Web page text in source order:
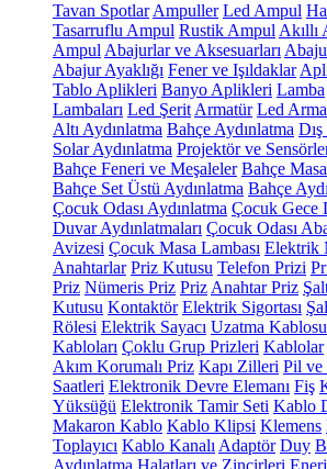
Tavan Spotlar Ampuller Led Ampul
Tasarruflu Ampul Rustik Ampul Akıllı
Ampul Abajurlar ve Aksesuarları
Abajur Ayaklığı Fener ve Işıldaklar
Tablo Aplikleri Banyo Aplikleri Lamba
Lambaları Led Şerit Armatür Led
Altı Aydınlatma Bahçe Aydınlatma
Solar Aydınlatma Projektör ve
Bahçe Feneri ve Meşaleler Bahçe
Bahçe Set Üstü Aydınlatma Bahçe
Çocuk Odası Aydınlatma Çocuk Gece
Duvar Aydınlatmaları Çocuk Odası
Avizesi Çocuk Masa Lambası Elektrik
Anahtarlar Priz Kutusu Telefon Prizi
Priz Nümeris Priz Priz Anahtar Priz
Kutusu Kontaktör Elektrik Sigortası
Rölesi Elektrik Sayacı Uzatma
Kabloları Çoklu Grup Prizleri Kablolar
Akım Korumalı Priz Kapı Zilleri Pil ve
Saatleri Elektronik Devre Elemanı Fiş
Yüksüğü Elektronik Tamir Seti Kablo
Makaron Kablo Kablo Klipsi Klemens
Toplayıcı Kablo Kanalı Adaptör Duy
Aydınlatma Halatları ve Zincirleri